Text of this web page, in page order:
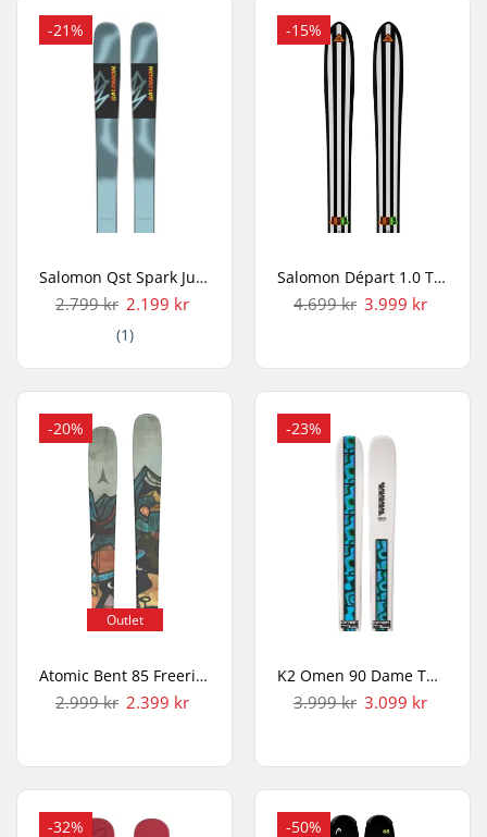
-21%
Salomon Qst Spark Juniorski
2.799 kr 2.199 kr
(1)
-15%
Salomon Départ 1.0 Twintip Ski
4.699 kr 3.999 kr
Outlet
-20%
Atomic Bent 85 Freeride Ski
2.999 kr 2.399 kr
-23%
K2 Omen 90 Dame Twintip Ski
3.999 kr 3.099 kr
-32% -50%